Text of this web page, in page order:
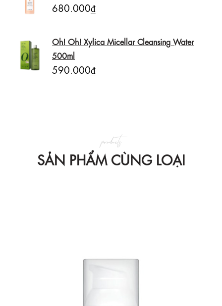
680.000₫
Oh! Oh! Xylica Micellar Cleansing Water
500ml
590.000₫
SẢN PHẨM CÙNG LOẠI
products